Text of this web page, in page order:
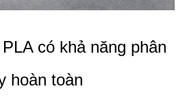
có khả năng phân
hoàn toàn